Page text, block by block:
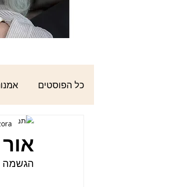
כל הפוסטים